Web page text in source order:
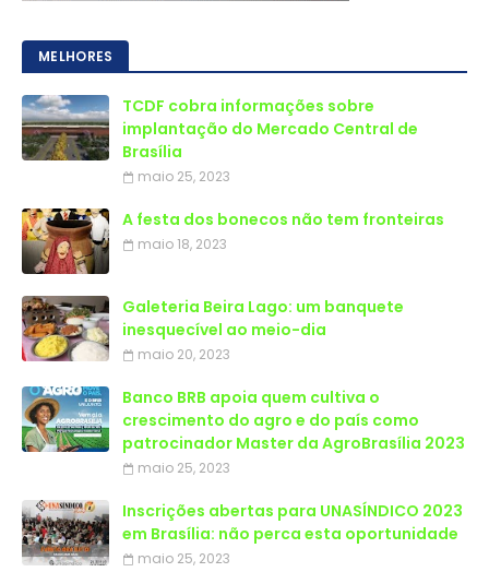
MELHORES
TCDF cobra informações sobre
implantação do Mercado Central de
Brasília
maio 25, 2023
A festa dos bonecos não tem fronteiras
maio 18, 2023
Galeteria Beira Lago: um banquete
inesquecível ao meio-dia
maio 20, 2023
Banco BRB apoia quem cultiva o
crescimento do agro e do país como
patrocinador Master da AgroBrasília 2023
maio 25, 2023
Inscrições abertas para UNASÍNDICO 2023
em Brasília: não perca esta oportunidade
maio 25, 2023